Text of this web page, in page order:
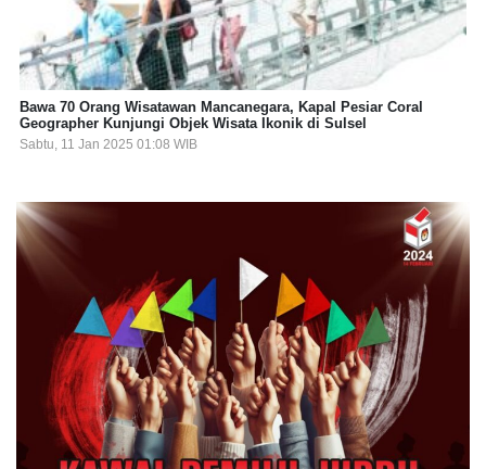
Bawa 70 Orang Wisatawan Mancanegara, Kapal Pesiar Coral
Geographer Kunjungi Objek Wisata Ikonik di Sulsel
Sabtu, 11 Jan 2025 01:08 WIB